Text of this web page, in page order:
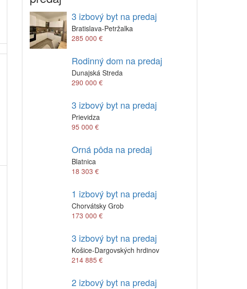
3 izbový byt na predaj
Bratislava-Petržalka
285 000 €
Rodinný dom na predaj
Dunajská Streda
290 000 €
3 izbový byt na predaj
Prievidza
95 000 €
Orná pôda na predaj
Blatnica
18 303 €
1 izbový byt na predaj
Chorvátsky Grob
173 000 €
3 izbový byt na predaj
Košice-Dargovských hrdinov
214 885 €
2 izbový byt na predaj